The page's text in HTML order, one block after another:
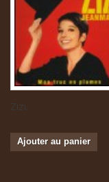
Zizi...
Ajouter au panier